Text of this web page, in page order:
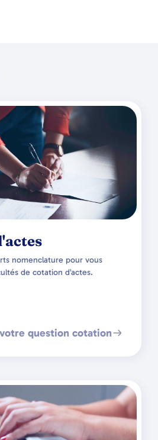
nomenclature pour vous
de cotation d’actes.
question cotation